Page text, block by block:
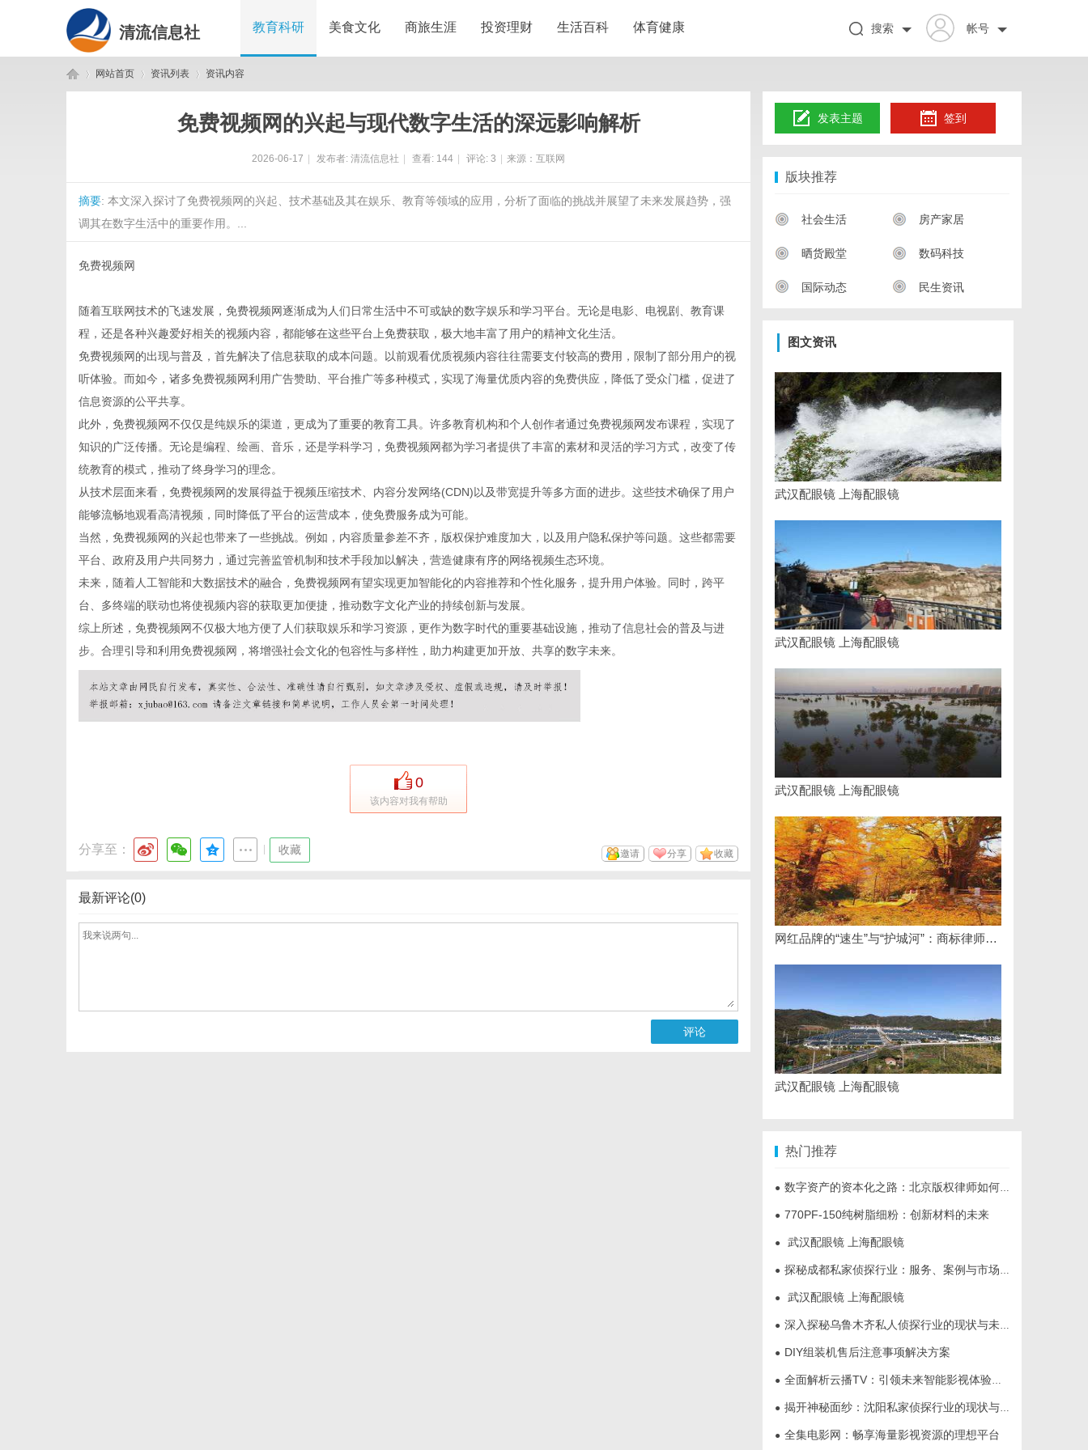
清流信息社 教育科研 美食文化 商旅生涯 投资理财 生活百科 体育健康 帐号
搜索
网站首页 资讯列表 资讯内容
免费视频网的兴起与现代数字生活的深远影响解析
2026-06-17 发布者: 清流信息社 查看: 144 评论: 3 来源：互联网
摘要: 本文深入探讨了免费视频网的兴起、技术基础及其在娱乐、教育等领域的应用，分析了面临的挑战并展望了未来发展趋势，强
调其在数字生活中的重要作用。...
免费视频网
随着互联网技术的飞速发展，免费视频网逐渐成为人们日常生活中不可或缺的数字娱乐和学习平台。无论是电影、电视剧、教育课
程，还是各种兴趣爱好相关的视频内容，都能够在这些平台上免费获取，极大地丰富了用户的精神文化生活。
免费视频网的出现与普及，首先解决了信息获取的成本问题。以前观看优质视频内容往往需要支付较高的费用，限制了部分用户的视
听体验。而如今，诸多免费视频网利用广告赞助、平台推广等多种模式，实现了海量优质内容的免费供应，降低了受众门槛，促进了
信息资源的公平共享。
此外，免费视频网不仅仅是纯娱乐的渠道，更成为了重要的教育工具。许多教育机构和个人创作者通过免费视频网发布课程，实现了
知识的广泛传播。无论是编程、绘画、音乐，还是学科学习，免费视频网都为学习者提供了丰富的素材和灵活的学习方式，改变了传
统教育的模式，推动了终身学习的理念。
从技术层面来看，免费视频网的发展得益于视频压缩技术、内容分发网络(CDN)以及带宽提升等多方面的进步。这些技术确保了用户
能够流畅地观看高清视频，同时降低了平台的运营成本，使免费服务成为可能。
当然，免费视频网的兴起也带来了一些挑战。例如，内容质量参差不齐，版权保护难度加大，以及用户隐私保护等问题。这些都需要
平台、政府及用户共同努力，通过完善监管机制和技术手段加以解决，营造健康有序的网络视频生态环境。
未来，随着人工智能和大数据技术的融合，免费视频网有望实现更加智能化的内容推荐和个性化服务，提升用户体验。同时，跨平
台、多终端的联动也将使视频内容的获取更加便捷，推动数字文化产业的持续创新与发展。
综上所述，免费视频网不仅极大地方便了人们获取娱乐和学习资源，更作为数字时代的重要基础设施，推动了信息社会的普及与进
步。合理引导和利用免费视频网，将增强社会文化的包容性与多样性，助力构建更加开放、共享的数字未来。
0
该内容对我有帮助
分享至： 收藏 收藏
分享
邀请
最新评论(0)
评论
发表主题 签到
版块推荐
社会生活 房产家居
晒货殿堂 数码科技
国际动态 民生资讯
图文资讯
武汉配眼镜 上海配眼镜
武汉配眼镜 上海配眼镜
武汉配眼镜 上海配眼镜
网红品牌的“速生”与“护城河”：商标律师如何破解流量变现的知产焦虑
武汉配眼镜 上海配眼镜
热门推荐
● 数字资产的资本化之路：北京版权律师如何让“IP”变“现金流”
● 770PF-150纯树脂细粉：创新材料的未来
● 武汉配眼镜 上海配眼镜
● 探秘成都私家侦探行业：服务、案例与市场现状全面解析
● 武汉配眼镜 上海配眼镜
● 深入探秘乌鲁木齐私人侦探行业的现状与未来发展趋势
● DIY组装机售后注意事项解决方案
● 全面解析云播TV：引领未来智能影视体验的创新平台
● 揭开神秘面纱：沈阳私家侦探行业的现状与发展
● 全集电影网：畅享海量影视资源的理想平台